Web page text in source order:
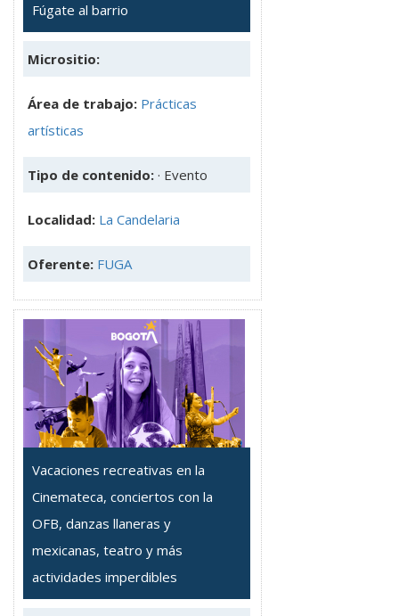
Fúgate al barrio
Micrositio:
Área de trabajo: Prácticas
artísticas
Tipo de contenido: · Evento
Localidad: La Candelaria
Oferente: FUGA
Vacaciones recreativas en la
Cinemateca, conciertos con la
OFB, danzas llaneras y
mexicanas, teatro y más
actividades imperdibles